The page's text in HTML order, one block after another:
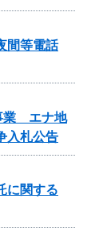
間等電話
業 エナ地
入札公告
に関する